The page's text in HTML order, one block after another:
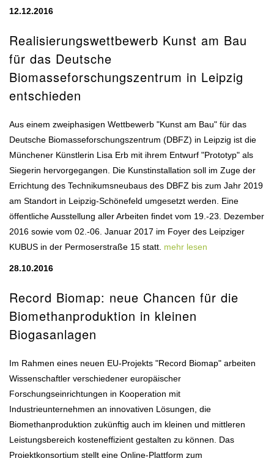
12.12.2016
Realisierungswettbewerb Kunst am Bau
für das Deutsche
Biomasseforschungszentrum in Leipzig
entschieden
Aus einem zweiphasigen Wettbewerb "Kunst am Bau" für das
Deutsche Biomasseforschungszentrum (DBFZ) in Leipzig ist die
Münchener Künstlerin Lisa Erb mit ihrem Entwurf "Prototyp" als
Siegerin hervorgegangen. Die Kunstinstallation soll im Zuge der
Errichtung des Technikumsneubaus des DBFZ bis zum Jahr 2019
am Standort in Leipzig-Schönefeld umgesetzt werden. Eine
öffentliche Ausstellung aller Arbeiten findet vom 19.-23. Dezember
2016 sowie vom 02.-06. Januar 2017 im Foyer des Leipziger
KUBUS in der Permoserstraße 15 statt. mehr lesen
28.10.2016
Record Biomap: neue Chancen für die
Biomethanproduktion in kleinen
Biogasanlagen
Im Rahmen eines neuen EU-Projekts "Record Biomap" arbeiten
Wissenschaftler verschiedener europäischer
Forschungseinrichtungen in Kooperation mit
Industrieunternehmen an innovativen Lösungen, die
Biomethanproduktion zukünftig auch im kleinen und mittleren
Leistungsbereich kosteneffizient gestalten zu können. Das
Projektkonsortium stellt eine Online-Plattform zum